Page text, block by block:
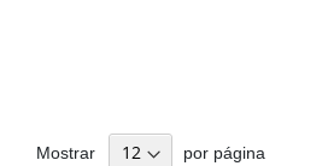
Mostrar por página